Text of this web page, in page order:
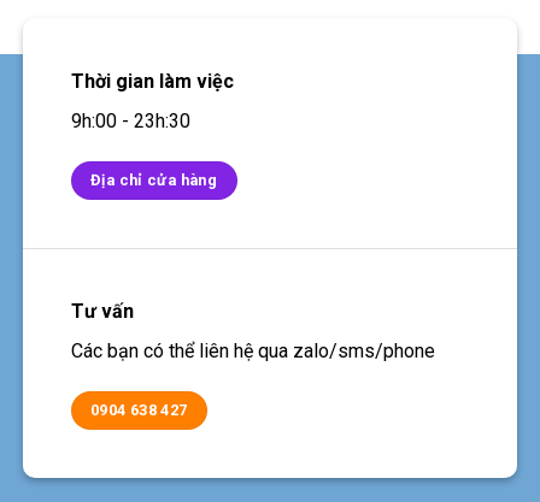
Thời gian làm việc
9h:00 - 23h:30
Địa chỉ cửa hàng
Tư vấn
Các bạn có thể liên hệ qua zalo/sms/phone
0904 638 427